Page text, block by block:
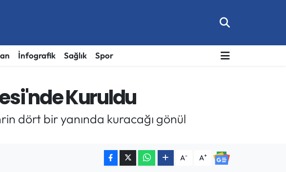
İnfografik Sağlık Spor
Kuruldu
dört bir yanında kuracağı gönül
A- A+